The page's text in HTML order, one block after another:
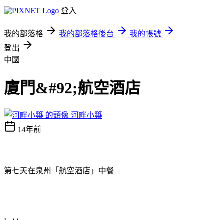
登入
我的部落格 我的部落格後台
我的帳號
登出
中國
廈門&#92;航空酒店
河畔小築
14年前
第七天在泉州「航空酒店」中餐